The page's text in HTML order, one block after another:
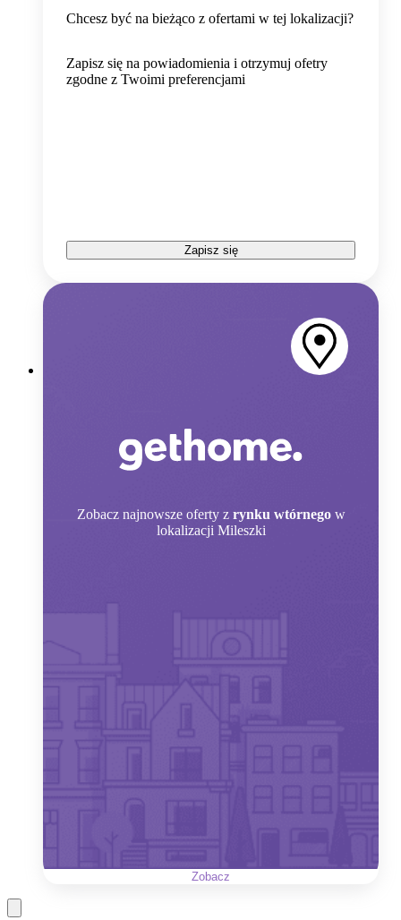
Chcesz być na bieżąco z ofertami w tej lokalizacji?
Zapisz się na powiadomienia i otrzymuj ofetry
zgodne z Twoimi preferencjami
Zapisz się
Zobacz najnowsze oferty z rynku wtórnego w
lokalizacji Mileszki
Zobacz